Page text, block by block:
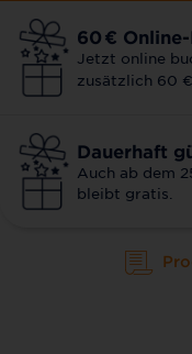
60 €
Jetzt online
zusätzlich 60
Dauerhaft
Auch ab dem
bleibt gratis.